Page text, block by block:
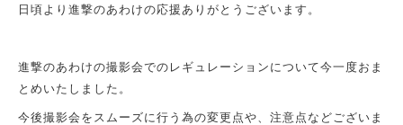
日頃より進撃のあわけの応援ありがとうございます。
進撃のあわけの撮影会でのレギュレーションについて今一度おま
とめいたしました。
今後撮影会をスムーズに行う為の変更点や、注意点などございま